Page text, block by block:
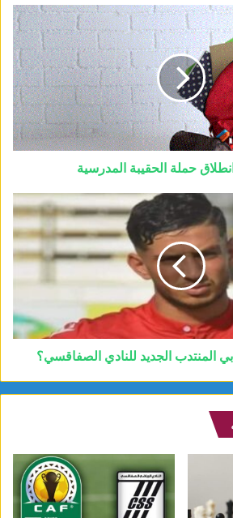
حملة الحقيبة المدرسية
المنتدب الجديد للنادي الصفاقسي؟